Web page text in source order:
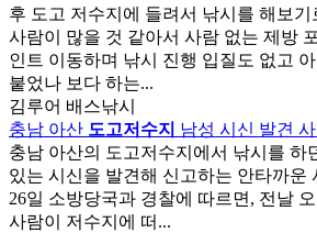
후 도고 저수지에 들려서 낚시를 해보
사람이 많을 것 같아서 사람 없는 제방
인트 이동하며 낚시 진행 입질도 없고
붙었나 보다 하는...
김루어 배스낚시
충남 아산 도고저수지 남성 시신 발견
충남 아산의 도고저수지에서 낚시를 하
있는 시신을 발견해 신고하는 안타까운
26일 소방당국과 경찰에 따르면, 전날
사람이 저수지에 떠...